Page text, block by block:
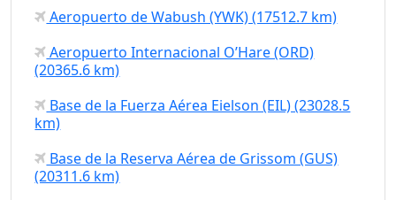
Aeropuerto de Wabush (YWK) (17512.7 km)
Aeropuerto Internacional O’Hare (ORD)
(20365.6 km)
Base de la Fuerza Aérea Eielson (EIL) (23028.5
km)
Base de la Reserva Aérea de Grissom (GUS)
(20311.6 km)